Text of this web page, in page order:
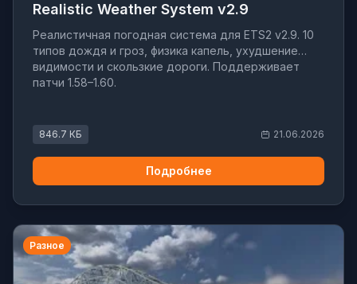
Realistic Weather System v2.9
Реалистичная погодная система для ETS2 v2.9. 10
типов дождя и гроз, физика капель, ухудшение
видимости и скользкие дороги. Поддерживает
патчи 1.58–1.60.
846.7 КБ 21.06.2026
Подробнее
Разное